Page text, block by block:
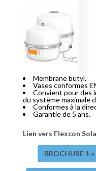
Membrane butyl.
Vases conformes
Convient pour des
du système maximale
Conformes à la
Garantie de 5 ans.
Lien vers Flexcon
BROCHURE 1